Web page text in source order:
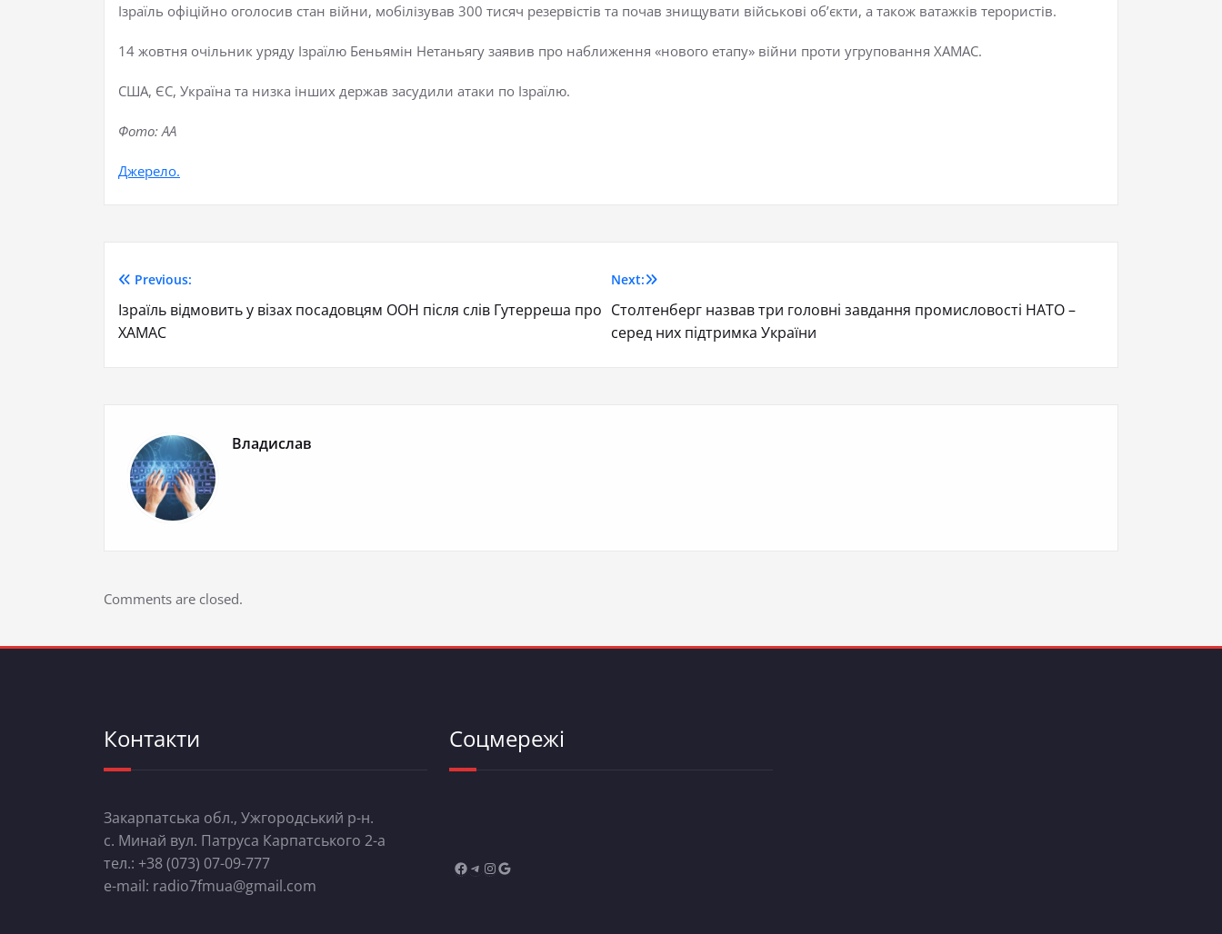
Ізраїль офіційно оголосив стан війни, мобілізував 300 тисяч резервістів та почав знищувати військові об’єкти, а також ватажків терористів.
14 жовтня очільник уряду Ізраїлю Беньямін Нетаньягу заявив про наближення «нового етапу» війни проти угруповання ХАМАС.
США, ЄС, Україна та низка інших держав засудили атаки по Ізраїлю.
Фото: AA
Джерело.
Previous:
Ізраїль відмовить у візах посадовцям ООН після слів Гутерреша про
ХАМАС
Next:
Столтенберг назвав три головні завдання промисловості НАТО –
серед них підтримка України
Владислав
Comments are closed.
Контакти
Закарпатська обл., Ужгородський р-н.
с. Минай вул. Патруса Карпатського 2-а
тел.: +38 (073) 07-09-777
e-mail: radio7fmua@gmail.com
Соцмережі